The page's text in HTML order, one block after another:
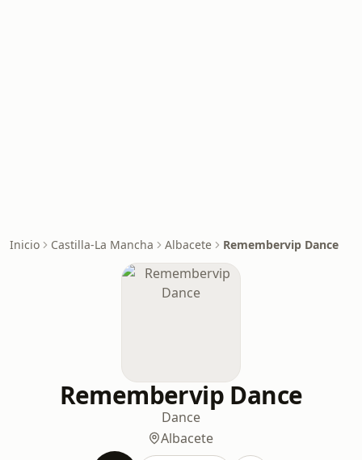
Inicio Castilla-La Mancha Albacete Remembervip Dance
Remembervip Dance
Dance
Albacete